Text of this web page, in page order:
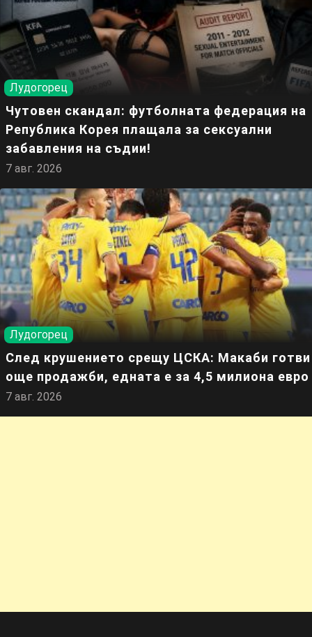
Лудогорец
Чутовен скандал: футболната федерация на
Република Корея плащала за сексуални
забавления на съдии!
7 авг. 2026
Лудогорец
След крушението срещу ЦСКА: Макаби готви
още продажби, едната е за 4,5 милиона евро
7 авг. 2026